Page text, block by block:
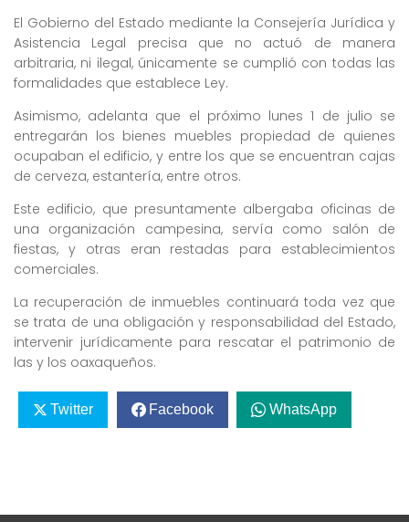
El Gobierno del Estado mediante la Consejería Jurídica y
Asistencia Legal precisa que no actuó de manera
arbitraria, ni ilegal, únicamente se cumplió con todas las
formalidades que establece Ley.
Asimismo, adelanta que el próximo lunes 1 de julio se
entregarán los bienes muebles propiedad de quienes
ocupaban el edificio, y entre los que se encuentran cajas
de cerveza, estantería, entre otros.
Este edificio, que presuntamente albergaba oficinas de
una organización campesina, servía como salón de
fiestas, y otras eran restadas para establecimientos
comerciales.
La recuperación de inmuebles continuará toda vez que
se trata de una obligación y responsabilidad del Estado,
intervenir jurídicamente para rescatar el patrimonio de
las y los oaxaqueños.
Twitter Facebook WhatsApp